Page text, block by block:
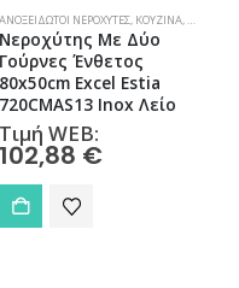
ΑΝΟΞΕΊΔΩΤΟΙ ΝΕΡΟΧΎΤΕΣ, ΚΟΥΖΊΝΑ,
Νεροχύτης Με Δύο
Γούρνες Ένθετος
80x50cm Excel Estia
720CMAS13 Inox Λείο
Τιμή WEB:
102,88 €